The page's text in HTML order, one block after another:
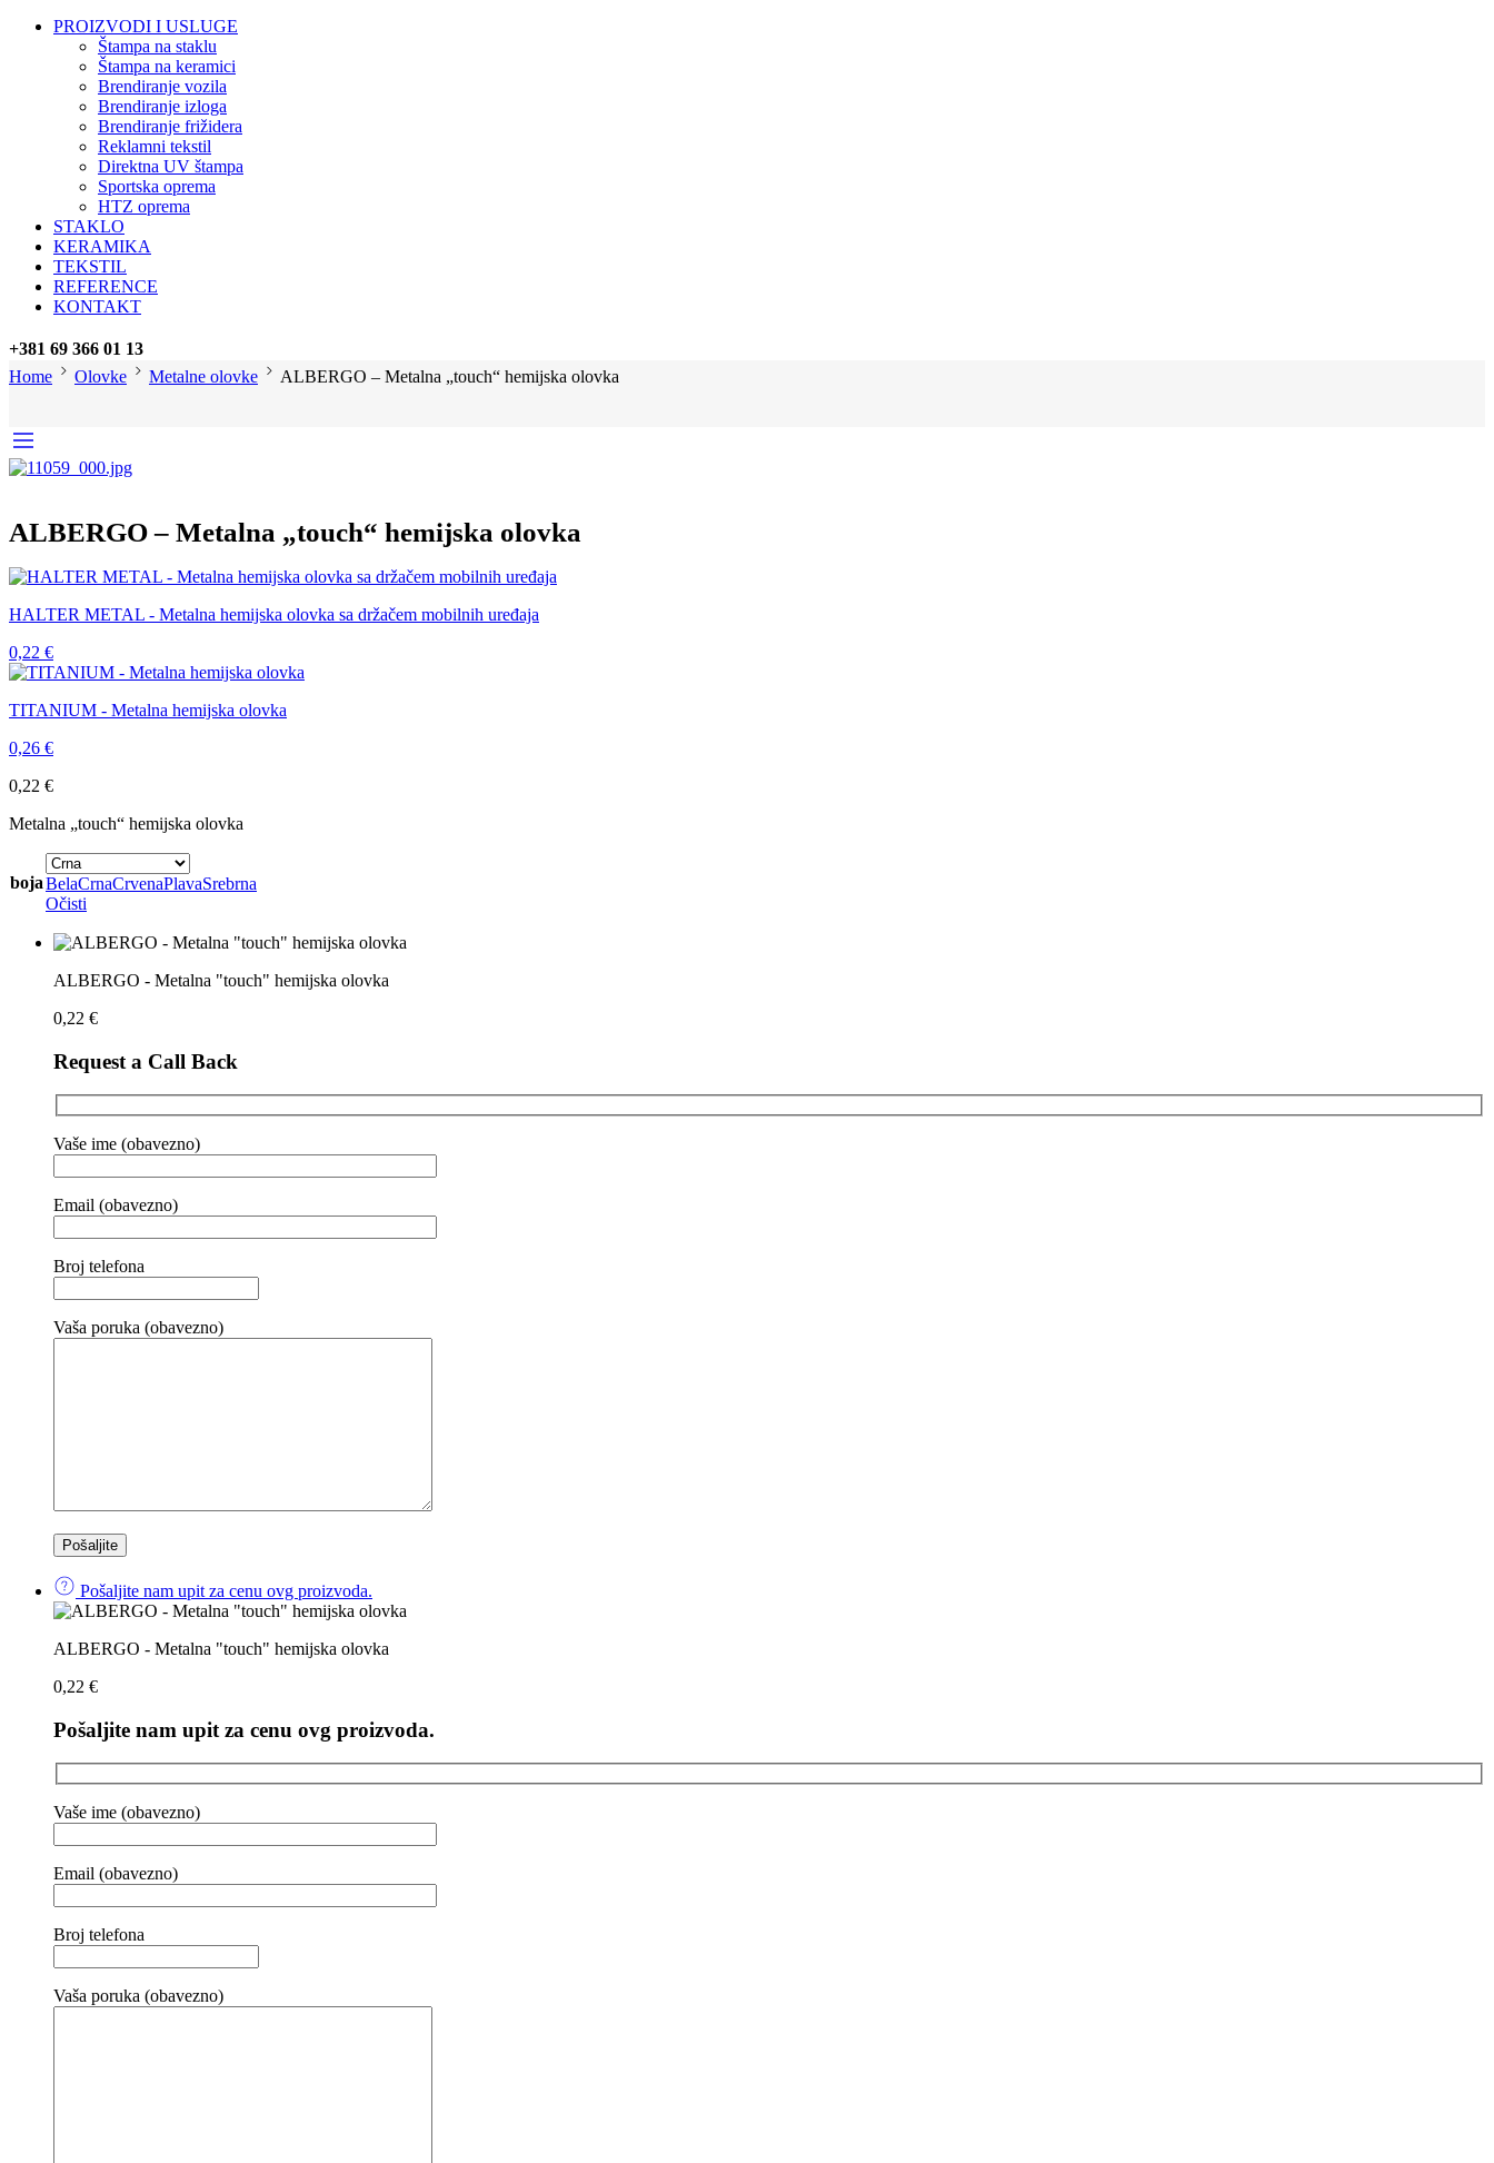
PROIZVODI I USLUGE
Štampa na staklu
Štampa na keramici
Brendiranje vozila
Brendiranje izloga
Brendiranje frižidera
Reklamni tekstil
Direktna UV štampa
Sportska oprema
HTZ oprema
STAKLO
KERAMIKA
TEKSTIL
REFERENCE
KONTAKT
+381 69 366 01 13
Home
Olovke Metalne olovke ALBERGO – Metalna „touch“ hemijska olovka
ALBERGO – Metalna „touch“ hemijska olovka
HALTER METAL - Metalna hemijska olovka sa držačem mobilnih uređaja
0,22 €
TITANIUM - Metalna hemijska olovka
0,26 €
0,22 €
Metalna „touch“ hemijska olovka
bojaBelaCrnaCrvenaPlavaSrebrna
Očisti
ALBERGO - Metalna "touch" hemijska olovka
0,22 €
Request a Call Back
Vaše ime (obavezno)
Email (obavezno)
Broj telefona
Vaša poruka (obavezno)
Pošaljite nam upit za cenu ovg proizvoda.
ALBERGO - Metalna "touch" hemijska olovka
0,22 €
Pošaljite nam upit za cenu ovg proizvoda.
Vaše ime (obavezno)
Email (obavezno)
Broj telefona
Vaša poruka (obavezno)